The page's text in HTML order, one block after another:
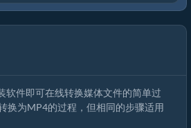
软件即可在线转换媒体文件的简单过
换为MP4的过程，但相同的步骤适用